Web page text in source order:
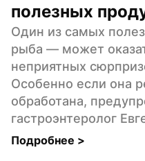
полезных
Один из самых
рыба — может
неприятных
Особенно если она
обработана,
гастроэнтеролог
Подробнее >